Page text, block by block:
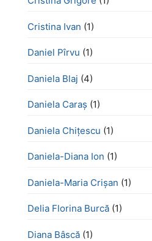
Cristina Ivan (1)
Daniel Pîrvu (1)
Daniela Blaj (4)
Daniela Caraș (1)
Daniela Chiţescu (1)
Daniela-Diana Ion (1)
Daniela-Maria Crișan (1)
Delia Florina Burcă (1)
Diana Bâscă (1)